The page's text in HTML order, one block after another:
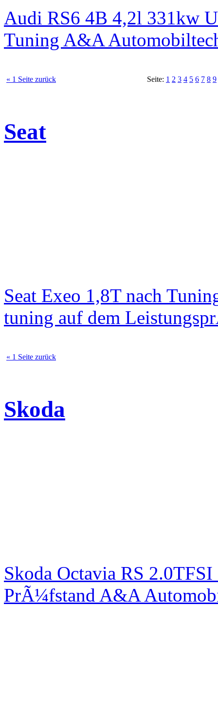
Audi RS6 4B 4,2l 331kw
Tuning A&A
« 1 Seite zurück Seite: 1 2 3 4 5 6 7 8 9
Seat
Seat Exeo 1,8T nach
tuning auf dem
« 1 Seite zurück
Skoda
Skoda Octavia RS
PrÃ¼fstand A&A